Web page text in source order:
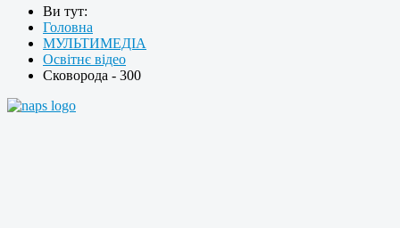
Ви тут:
Головна
МУЛЬТИМЕДІА
Освітнє відео
Сковорода - 300